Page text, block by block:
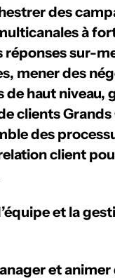
des
à
réponses sur-
mener des
haut niveau,
clients
des
client
et la
et animer